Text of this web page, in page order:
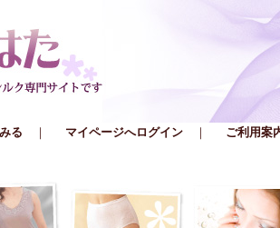
る ｜ マイページへログイン ｜ ご利用案